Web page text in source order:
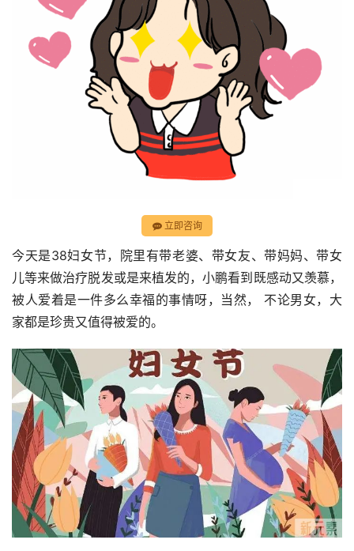
立即咨询
今天是38妇女节，院里有带老婆、带女友、带妈妈、带女
儿等来做治疗脱发或是来植发的，小鹏看到既感动又羡慕，
被人爱着是一件多么幸福的事情呀，当然， 不论男女，大
家都是珍贵又值得被爱的。